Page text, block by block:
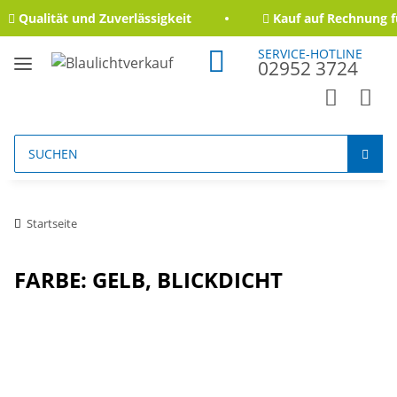
Qualität und Zuverlässigkeit Kauf auf Rechnung
SERVICE-HOTLINE
02952 3724
Startseite
FARBE: GELB, BLICKDICHT